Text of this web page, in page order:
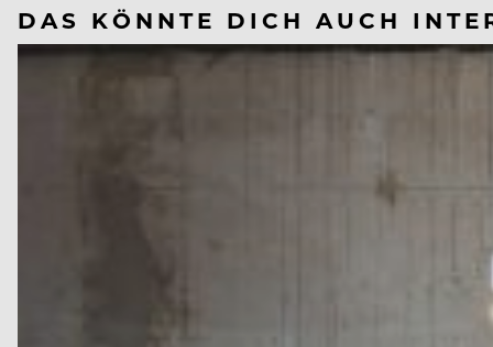
DAS KÖNNTE DICH AUCH